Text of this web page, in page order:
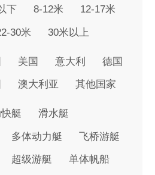
下 8-12米 12-17米
30米 30米以上
美国 意大利 德国
澳大利亚 其他国家
艇 滑水艇
多体动力艇 飞桥游艇
超级游艇 单体帆船